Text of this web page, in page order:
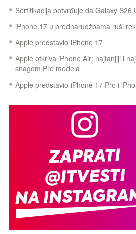
Sertifikacija potvrđuje da Galaxy S26
iPhone 17 u prednarudžbama ruši
Apple predstavio iPhone 17
Apple otkriva iPhone Air: najtanjiji i
snagom Pro modela
Apple predstavio iPhone 17 Pro i